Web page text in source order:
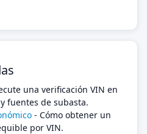
una verificación VIN en
y fuentes de subasta.
- Cómo obtener un
por VIN.